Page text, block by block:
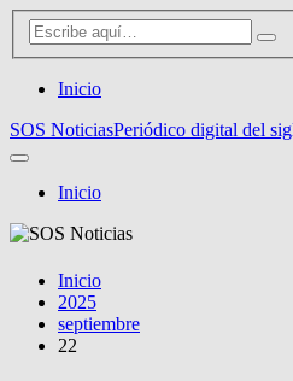
Inicio
SOS NoticiasPeriódico digital del
Inicio
Inicio
2025
septiembre
22